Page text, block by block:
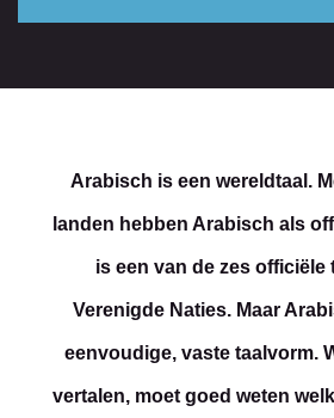
Arabisch is een wereldtaal.
landen hebben Arabisch als
is een van de zes officiële
Verenigde Naties. Maar
eenvoudige, vaste taalvorm.
vertalen, moet goed weten